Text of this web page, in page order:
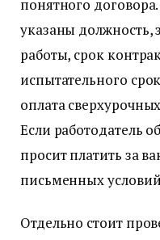
понятного
указаны должность,
работы, срок
испытательного
оплата
Если работодатель
просит платить за
письменных
Отдельно стоит